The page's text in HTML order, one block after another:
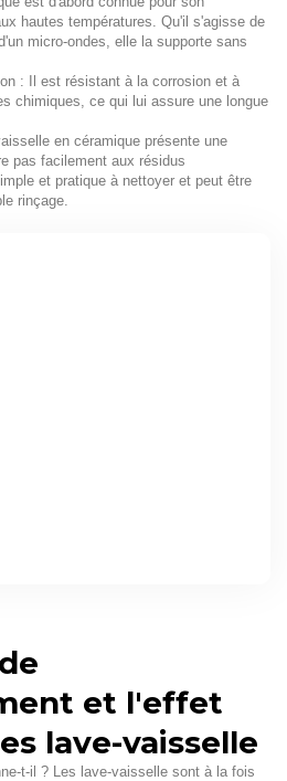
hautes températures. Qu'il s'agisse de
micro-ondes, elle la supporte sans
: Il est résistant à la corrosion et à
chimiques, ce qui lui assure une longue
en céramique présente une
pas facilement aux résidus
et pratique à nettoyer et peut être
rinçage.
et l'effet
lave-vaisselle
t-il ? Les lave-vaisselle sont à la fois